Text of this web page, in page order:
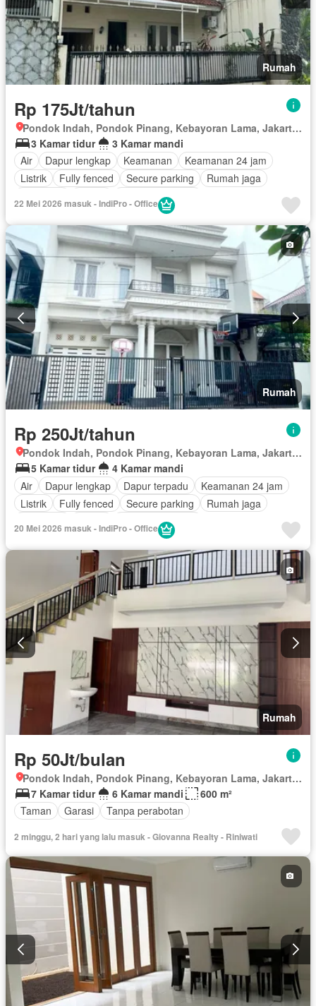
Rumah
Rp 175Jt/tahun
Pondok Indah, Pondok Pinang, Kebayoran Lama, Jakarta Selatan, Daerah Khusus Ibukota Jakarta
3 Kamar tidur
3 Kamar mandi
Air
Dapur lengkap Keamanan
Keamanan 24 jam
Listrik
Fully fenced Secure parking
Rumah jaga
Tanpa perabotan
22 Mei 2026 masuk - IndiPro - Office
Rumah
Rp 250Jt/tahun
Pondok Indah, Pondok Pinang, Kebayoran Lama, Jakarta Selatan, Daerah Khusus Ibukota Jakarta
5 Kamar tidur
4 Kamar mandi
Air
Dapur lengkap Dapur terpadu
Keamanan 24 jam
Listrik
Fully fenced Secure parking
Rumah jaga
Tanpa perabotan
20 Mei 2026 masuk - IndiPro - Office
Rumah
Rp 50Jt/bulan
Pondok Indah, Pondok Pinang, Kebayoran Lama, Jakarta Selatan, Daerah Khusus Ibukota Jakarta
7 Kamar tidur
6 Kamar mandi
600 m²
Taman
Garasi Tanpa perabotan
2 minggu, 2 hari yang lalu masuk - Giovanna Realty - Riniwati